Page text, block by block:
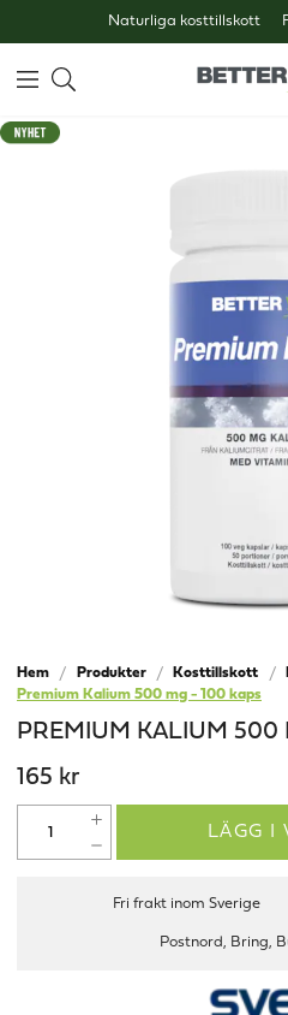
Naturliga kosttillskott
Hem Produkter Kosttillskott
Premium Kalium 500 mg - 100 kaps
PREMIUM KALIUM 500
165 kr
LÄGG I
Fri frakt inom Sverige
Postnord, Bring,